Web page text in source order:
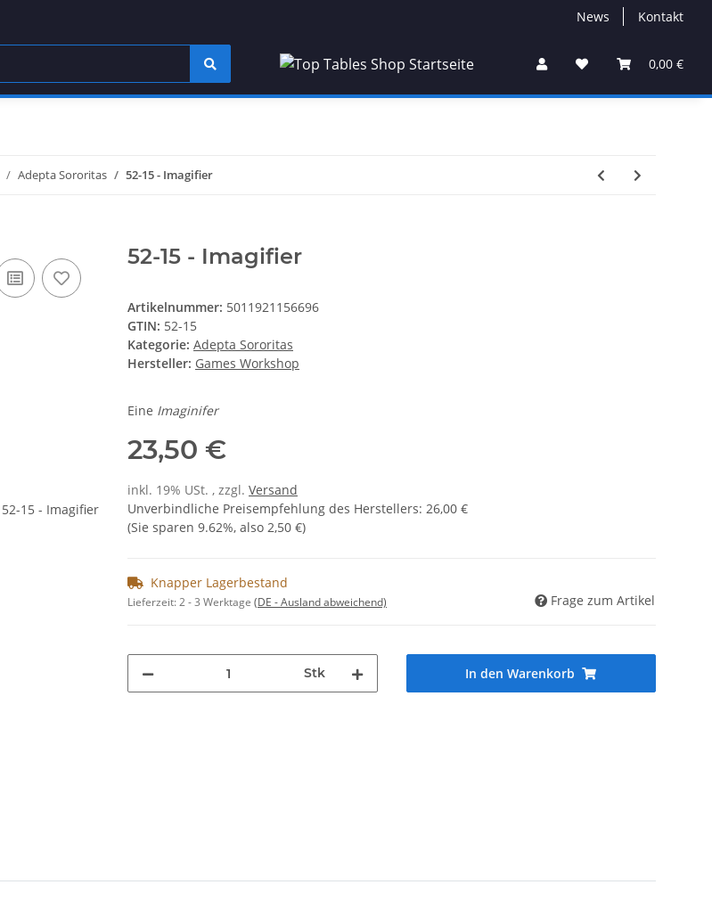
News Kontakt
0,00 €
Adepta Sororitas 52-15 - Imagifier
52-15 - Imagifier
Artikelnummer: 5011921156696
GTIN: 52-15
Kategorie: Adepta Sororitas
Hersteller: Games Workshop
Eine Imaginifer
23,50 €
inkl. 19% USt. , zzgl. Versand
Unverbindliche Preisempfehlung des Herstellers: 26,00 €
(Sie sparen 9.62%, also 2,50 €)
Knapper Lagerbestand
Lieferzeit:2 - 3 Werktage (DE - Ausland abweichend) Frage zum Artikel
Stk In den Warenkorb